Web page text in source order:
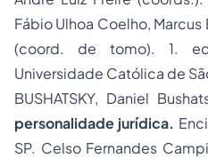
Fábio Ulhoa Coelho,
(coord. de tomo). 1.
Universidade Católica de
BUSHATSKY, Daniel
personalidade jurídica.
SP. Celso Fernandes